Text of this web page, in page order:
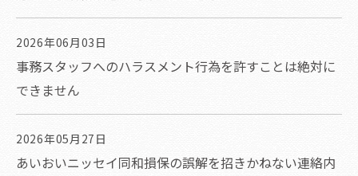
2026年06月03日
事務スタッフへのハラスメント行為を許すことは絶対に
できません
2026年05月27日
あいおいニッセイ同和損保の誤解を招きかねない連絡内